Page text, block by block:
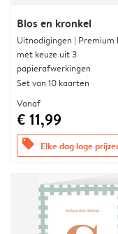
Blos en kronkel
Uitnodigingen | Premium
met keuze uit 3
papierafwerkingen
Set van 10 kaarten
Vanaf
€ 11,99
offers Elke dag lage